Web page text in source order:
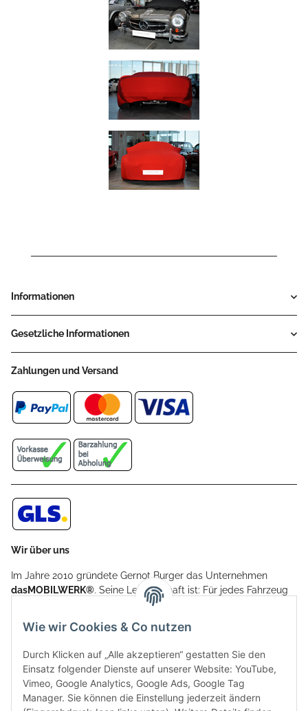
Informationen
Gesetzliche Informationen
Zahlungen und Versand
Wir über uns
Im Jahre 2010 gründete Gernot Burger das Unternehmen
dasMOBILWERK®. Seine Leidenschaft ist: Für jedes Fahrzeug
ein Car Cover anzubieten - passgenau und individuell.
Aufgrund der vielen positiven Kundenrückmeldungen kamen
weitere Produkte, wie Reifenschuhe, Hardtopständer hinzu.
Seine Reifenschoner werden in Deutschland produziert und
sind mit hochwertigen Techniken und Materialien gefertigt.
dasMOBILWERK® ist seit der Gründung ein
Familienunternehmen, welches sich seit 2010 auf
Wie wir Cookies & Co nutzen
Durch Klicken auf „Alle akzeptieren“ gestatten Sie den
Einsatz folgender Dienste auf unserer Website: YouTube,
Vimeo, Google Analytics, Google Ads, Google Tag
Manager. Sie können die Einstellung jederzeit ändern